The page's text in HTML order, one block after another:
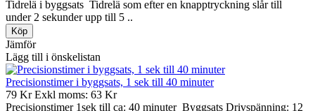
Tidrelä i byggsats Tidrelä som efter en knapptryckning slår till
under 2 sekunder upp till 5 ..
Jämför
Lägg till i önskelistan
Precisionstimer i byggsats, 1 sek till 40 minuter
79 KrExkl moms: 63 Kr
Precisionstimer 1sek till ca: 40 minuter Byggsats Drivspänning: 12